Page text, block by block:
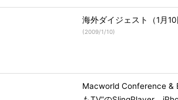
海外ダイジェスト（1月10
(2009/1/10)
Macworld Conference &